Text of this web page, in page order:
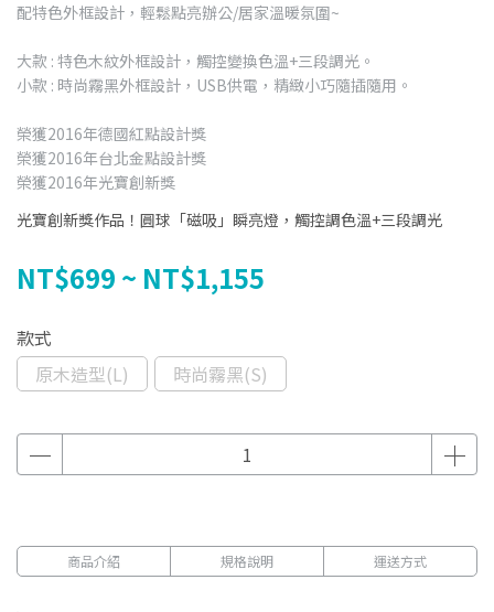
配特色外框設計，輕鬆點亮辦公/居家溫暖氛圍~
大款 : 特色木紋外框設計，觸控變換色溫+三段調光。
小款 : 時尚霧黑外框設計，USB供電，精緻小巧隨插隨用。
榮獲2016年德國紅點設計獎
榮獲2016年台北金點設計獎
榮獲2016年光寶創新獎
光寶創新獎作品！圓球「磁吸」瞬亮燈，觸控調色溫+三段調光
NT$699 ~ NT$1,155
款式
原木造型(L)
時尚霧黑(S)
商品介紹 規格說明 運送方式